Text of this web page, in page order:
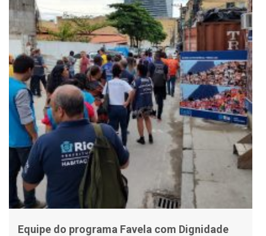
Equipe do programa Favela com Dignidade